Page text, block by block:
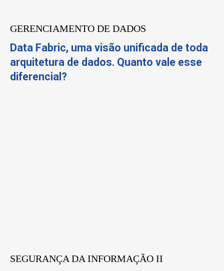
GERENCIAMENTO DE DADOS
Data Fabric, uma visão unificada de toda
arquitetura de dados. Quanto vale esse
diferencial?
SEGURANÇA DA INFORMAÇÃO II